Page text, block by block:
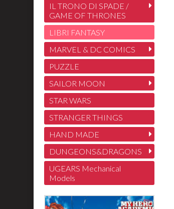
IL TRONO DI SPADE /
GAME OF THRONES
LIBRI FANTASY
MARVEL & DC COMICS
PUZZLE
SAILOR MOON
STAR WARS
STRANGER THINGS
HAND MADE
DUNGEONS&DRAGONS
UGEARS Mechanical
Models